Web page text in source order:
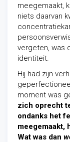
meegemaakt,
niets daarvan
vergeten, was
identiteit.
Hij had zijn
moment was
zich oprecht
ondanks het
meegemaakt,
Wat was dan